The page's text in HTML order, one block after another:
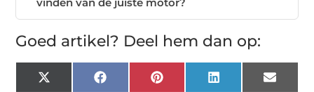
Goed artikel? Deel hem dan op:
X FacebookPinterest LinkedIn Email